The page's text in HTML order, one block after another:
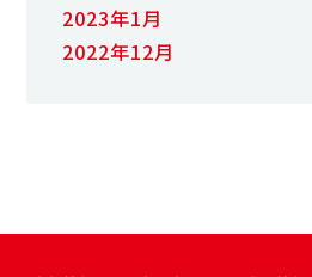
2023年1月
2022年12月